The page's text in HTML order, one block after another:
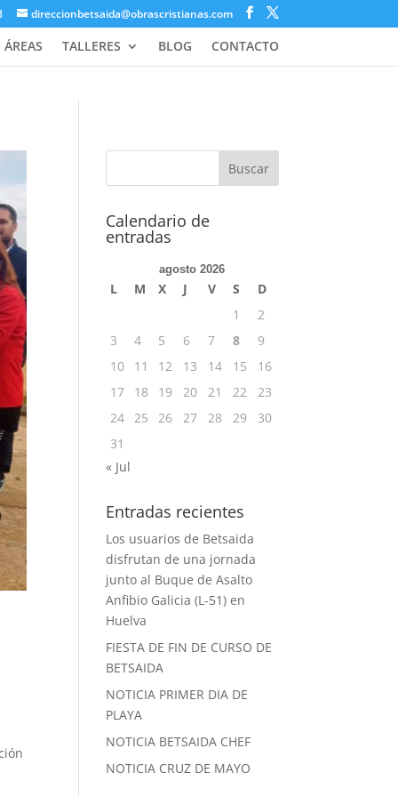
direccionbetsaida@obrascristianas.com
ÁREAS TALLERES BLOG CONTACTO
Calendario de
entradas
agosto 2026
L M X J V S
D
1
2
3
4 5 6 7 8
9
10
11 12 13 14 15
16
17
18 19 20 21 22
23
24 25 26 27 28 29
30
31
« Jul
Entradas recientes
Los usuarios de Betsaida
disfrutan de una jornada
junto al Buque de Asalto
Anfibio Galicia (L-51) en
Huelva
FIESTA DE FIN DE CURSO DE
BETSAIDA
NOTICIA PRIMER DIA DE
PLAYA
NOTICIA BETSAIDA CHEF
NOTICIA CRUZ DE MAYO